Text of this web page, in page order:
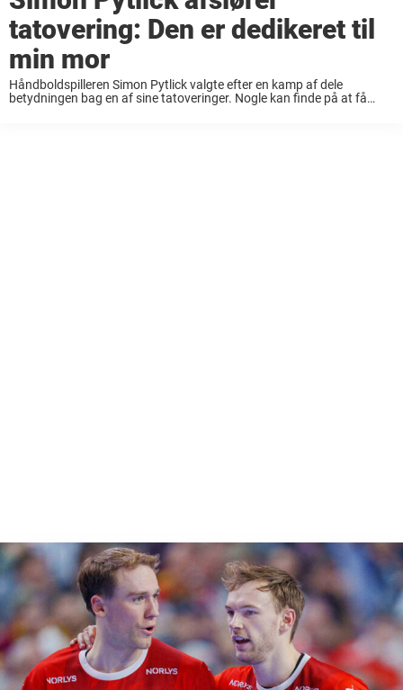
tatovering: Den er dedikeret til
min mor
Håndboldspilleren Simon Pytlick valgte efter en kamp af dele
betydningen bag en af sine tatoveringer. Nogle kan finde på at få